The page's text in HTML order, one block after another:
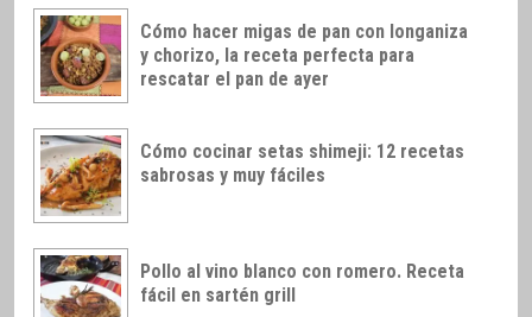
Cómo hacer migas de pan con longaniza
y chorizo, la receta perfecta para
rescatar el pan de ayer
Cómo cocinar setas shimeji: 12 recetas
sabrosas y muy fáciles
Pollo al vino blanco con romero. Receta
fácil en sartén grill